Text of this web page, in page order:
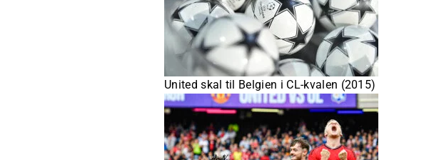
United skal til Belgien i CL-kvalen (2015)